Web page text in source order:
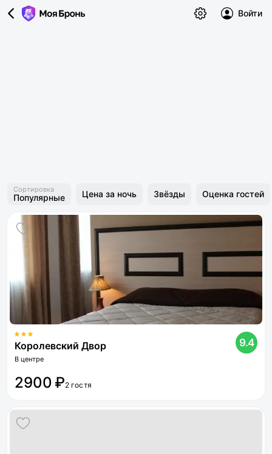
Войти
Сортировка
Популярные Цена за ночь Звёзды Оценка гостей
Королевский Двор
В центре
9.4
2900 ₽2 гостя